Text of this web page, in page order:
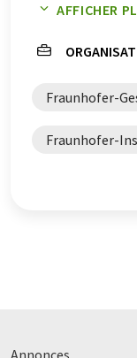
production de
AFFICHER
Fraunhofer-
Fraunhofer-